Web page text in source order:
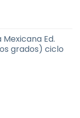
Ed.
grados) ciclo